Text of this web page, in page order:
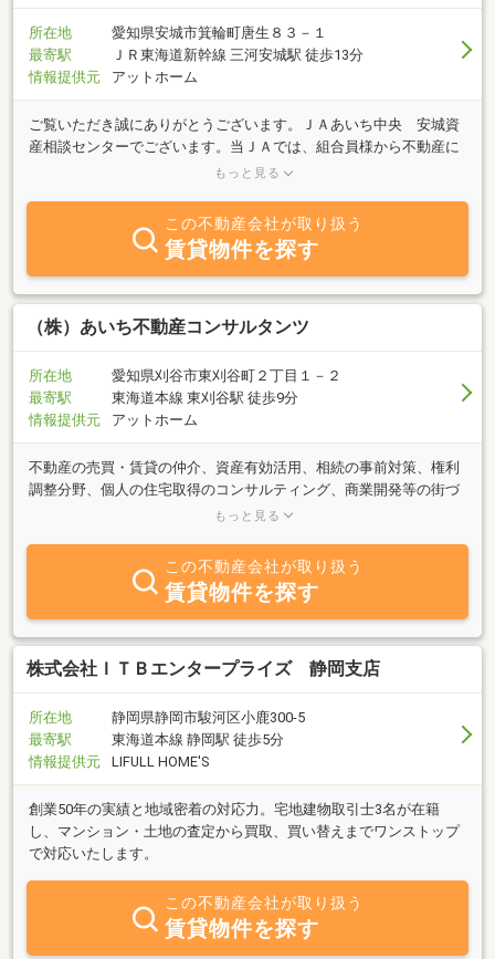
所在地
愛知県安城市箕輪町唐生８３－１
最寄駅
ＪＲ東海道新幹線 三河安城駅 徒歩13分
情報提供元
アットホーム
ご覧いただき誠にありがとうございます。ＪＡあいち中央 安城資
産相談センターでございます。当ＪＡでは、組合員様から不動産に
関するご相談を受け、不動産の売買や活用、賃貸物件の管理などを
い」「借りたい」をご希望のお客様、不動産に関するご質問は何で
もお気軽にお問合せください。些細なことでもまずはご相談くださ
い。お客様のご来店をスタッフ一同心よりお待ちしております。
もっと見る
この不動産会社が取り扱う
賃貸物件を探す
（株）あいち不動産コンサルタンツ
所在地
愛知県刈谷市東刈谷町２丁目１－２
最寄駅
東海道本線 東刈谷駅 徒歩9分
情報提供元
アットホーム
不動産の売買・賃貸の仲介、資産有効活用、相続の事前対策、権利
調整分野、個人の住宅取得のコンサルティング、商業開発等の街づ
くりまで、不動産に関する幅広い分野での経験を活かし、この地域
た、ファイナンシャルプランナーとして、不動産の他、相続設計、
税金面からライフプランまでを踏まえたアドバイス、実行支援をお
手伝いいたします。相談内容を整理・分析し、必要に応じて、弁護
士・税理士・不動産鑑定士・司法書士・社会保険労務士等とプロジ
ェクトチームを組織し、そのうえで、お客様にあったライフプラ
ン・資産設計・相続を見据えた最善の解決策をご提案させていただ
もっと見る
この不動産会社が取り扱う
賃貸物件を探す
株式会社ＩＴＢエンタープライズ 静岡支店
所在地
静岡県静岡市駿河区小鹿300-5
最寄駅
東海道本線 静岡駅 徒歩5分
情報提供元
LIFULL HOME'S
創業50年の実績と地域密着の対応力。宅地建物取引士3名が在籍
し、マンション・土地の査定から買取、買い替えまでワンストップ
で対応いたします。
この不動産会社が取り扱う
賃貸物件を探す